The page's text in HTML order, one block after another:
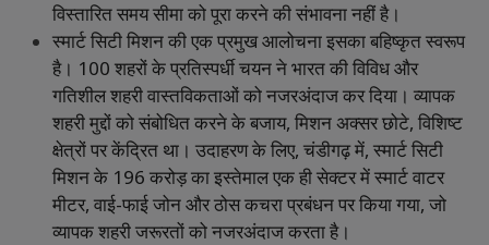
विस्तारितसमयसीमाकोपूराकरनेकीसंभावनानहींहै।
स्मार्टसिटीमिशनकीएकप्रमुखआलोचनाइसकाबहिष्कृतस्वरूप
है। 100 शहरोंकेप्रतिस्पर्धीचयननेभारतकीविविधऔर
गतिशीलशहरीवास्तविकताओंकोनजरअंदाजकरदिया। व्यापक
शहरीमुद्दोंकोसंबोधितकरनेकेबजाय, मिशनअक्सरछोटे, विशिष्ट
क्षेत्रोंपरकेंद्रित था। उदाहरणकेलिए, चंडीगढ़में, स्मार्टसिटी
मिशनके ₹196 करोड़काइस्तेमालएकहीसेक्टरमेंस्मार्टवाटर
मीटर, वाई-फाईजोनऔरठोसकचराप्रबंधनपरकियागया, जो
व्यापकशहरीजरूरतोंकोनजरअंदाजकरताहै।